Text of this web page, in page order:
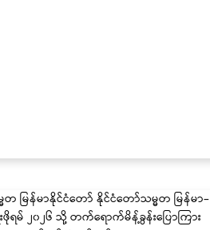
မြန်မာနိုင်ငံတော် နိုင်ငံတော်သမ္မတ မြန်မာ–
းဖိုရမ် ၂၀၂၆ သို့ တက်ရောက်မိန့်ခွန်းပြောကြား